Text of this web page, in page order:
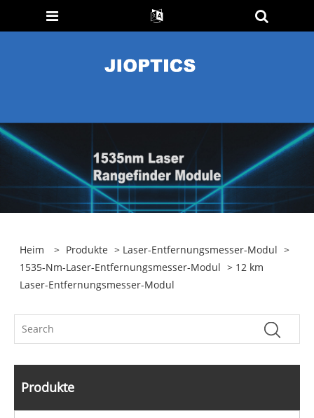
Heim > Produkte > Laser-Entfernungsmesser-Modul >
1535-Nm-Laser-Entfernungsmesser-Modul > 12 km
Laser-Entfernungsmesser-Modul
Produkte